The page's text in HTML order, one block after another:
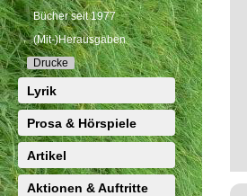
Bücher seit 1977
(Mit-)Herausgaben
Drucke
Lyrik
Prosa & Hörspiele
Artikel
Aktionen & Auftritte